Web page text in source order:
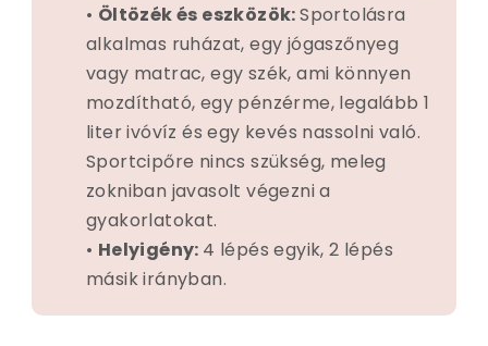
• Öltözék és eszközök:Sportolásra
alkalmas ruházat, egy jógaszőnyeg
vagy matrac, egy szék, ami könnyen
mozdítható, egy pénzérme, legalább 1
liter ivóvíz és egy kevés nassolni való.
Sportcipőre nincs szükség, meleg
zokniban javasolt végezni a
gyakorlatokat.
• Helyigény: 4 lépés egyik, 2 lépés
másik irányban.